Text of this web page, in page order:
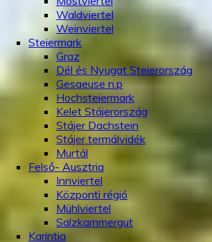
Waldviertel
Weinviertel
Steiermark
Graz
Dél és Nyugat Steierország
Gesaeuse n.p
Hochsteiermark
Kelet Stájerország
Stájer Dachstein
Stájer termálvidék
Murtál
Felső- Ausztria
Innviertel
Központi régió
Mühlviertel
Salzkammergut
Karintia